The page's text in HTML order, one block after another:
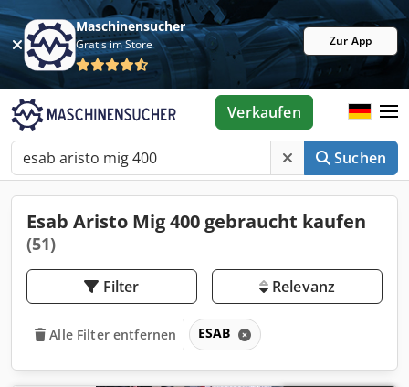
Maschinensucher
Gratis im Store Zur App
Suchen
Verkaufen
Esab Aristo Mig 400 gebraucht kaufen
(51)
Filter Relevanz
Alle Filter entfernen ESAB